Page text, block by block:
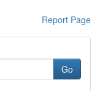
Report Page
Go